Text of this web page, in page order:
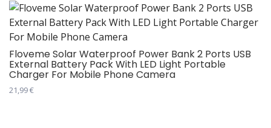
производа.
има
више
варијанти.
Опције
могу
бити
изабране
Floveme Solar Waterproof Power Bank 2 Ports USB
External Battery Pack With LED Light Portable
Charger For Mobile Phone Camera
21,99€